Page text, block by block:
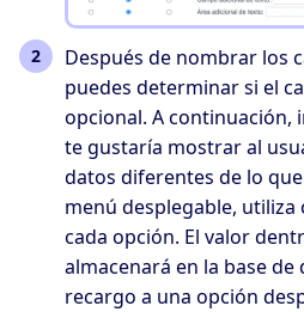
Después de nombrar los
puedes determinar si el
opcional. A continuación,
te gustaría mostrar al
datos diferentes de lo
menú desplegable,
cada opción. El valor
almacenará en la base
recargo a una opción